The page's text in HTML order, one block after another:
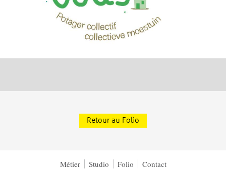
Retour au Folio
Métier Studio Folio Contact